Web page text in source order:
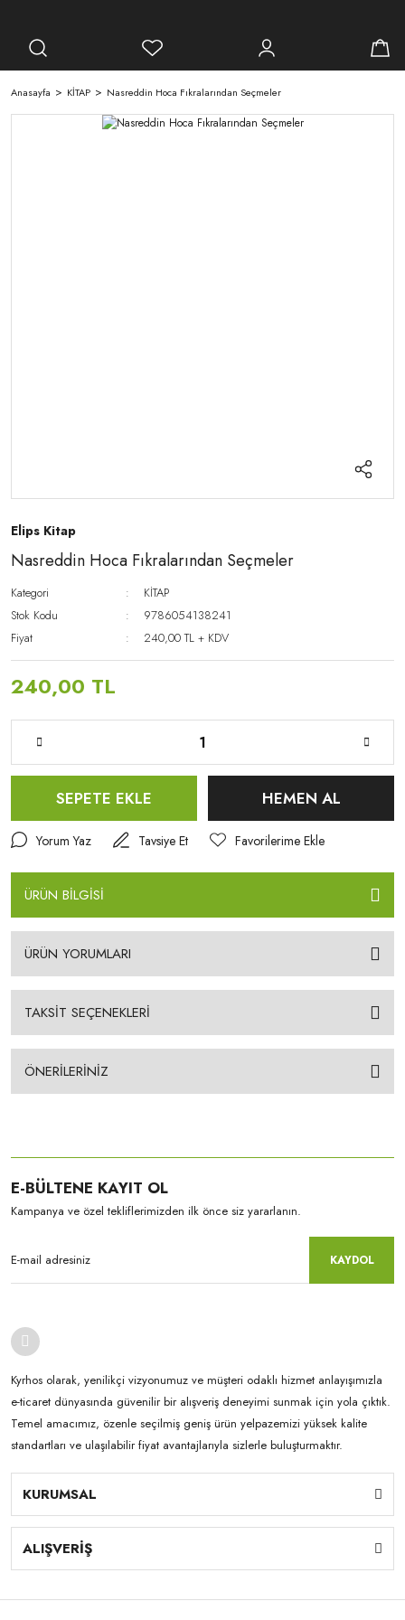
Anasayfa KİTAP Nasreddin Hoca Fıkralarından Seçmeler
Elips Kitap
Nasreddin Hoca Fıkralarından Seçmeler
Kategori
KİTAP
Stok Kodu
9786054138241
Fiyat
240,00 TL + KDV
240,00 TL
SEPETE EKLE HEMEN AL
Yorum Yaz Tavsiye Et
ÜRÜN BİLGİSİ
ÜRÜN YORUMLARI
TAKSİT SEÇENEKLERİ
ÖNERİLERİNİZ
E-BÜLTENE KAYIT OL
Kampanya ve özel tekliflerimizden ilk önce siz yararlanın.
KAYDOL
Kyrhos olarak, yenilikçi vizyonumuz ve müşteri odaklı hizmet anlayışımızla
e-ticaret dünyasında güvenilir bir alışveriş deneyimi sunmak için yola çıktık.
Temel amacımız, özenle seçilmiş geniş ürün yelpazemizi yüksek kalite
standartları ve ulaşılabilir fiyat avantajlarıyla sizlerle buluşturmaktır.
KURUMSAL
ALIŞVERİŞ